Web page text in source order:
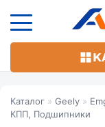
основному
Каталог » Geely »
КПП, Подшипники